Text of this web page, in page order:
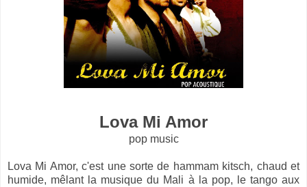
Lova Mi Amor
­pop music
Lova Mi Amor, c'est une sorte de hammam kitsch, chaud et
humide, mêlant la musique du Mali à la pop, le tango aux